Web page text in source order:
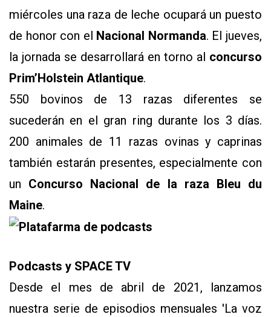
miércoles una raza de leche ocupará un puesto
de honor con el Nacional Normanda. El jueves,
la jornada se desarrollará en torno al concurso
Prim’Holstein Atlantique.
550 bovinos de 13 razas diferentes se
sucederán en el gran ring durante los 3 días.
200 animales de 11 razas ovinas y caprinas
también estarán presentes, especialmente con
un Concurso Nacional de la raza Bleu du
Maine.
Podcasts y SPACE TV
Desde el mes de abril de 2021, lanzamos
nuestra serie de episodios mensuales 'La voz